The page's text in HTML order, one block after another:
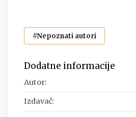
#Nepoznati autori
Dodatne informacije
Autor:
Izdavač: